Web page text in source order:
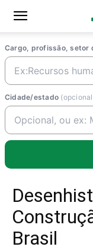
Cargo, profissão, setor
Cidade/estado
Brasil